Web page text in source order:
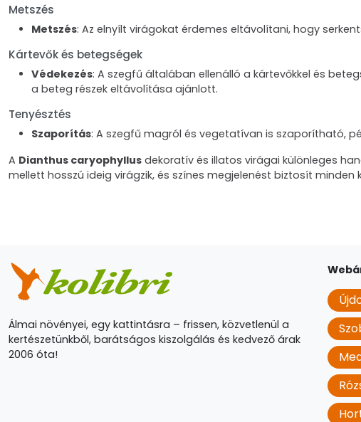
Metszés
Metszés: Az elnyílt virágokat érdemes eltávolítani, hogy
Kártevők és betegségek
Védekezés: A szegfű általában ellenálló a kártevőkkel és
a beteg részek eltávolítása ajánlott.
Tenyésztés
Szaporítás: A szegfű magról és vegetatívan is szaporítható,
A Dianthus caryophyllus dekoratív és illatos virágai különleges
mellett hosszú ideig virágzik, és színes megjelenést biztosít minden
Álmai növényei, egy kattintásra – frissen, közvetlenül a
kertészetünkből, barátságos kiszolgálás és kedvező árak
2006 óta!